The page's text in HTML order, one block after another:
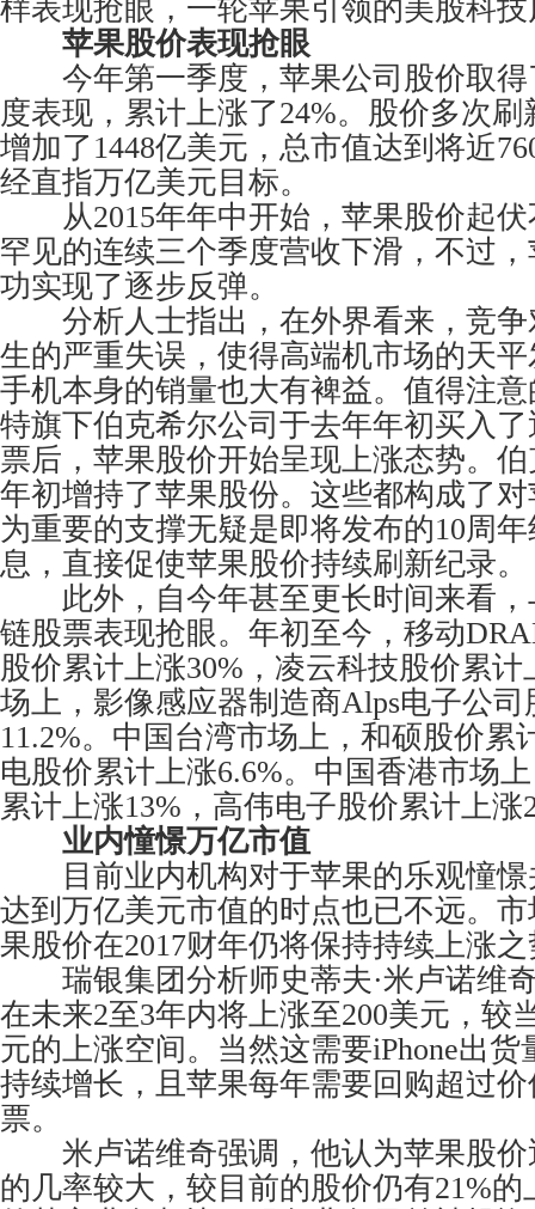
样表现抢眼，一轮苹果引领的美股科
苹果股价表现抢眼
今年第一季度，苹果公司股价取得
度表现，累计上涨了24%。股价多次
增加了1448亿美元，总市值达到将近
经直指万亿美元目标。
从2015年年中开始，苹果股价起伏
罕见的连续三个季度营收下滑，不过
功实现了逐步反弹。
分析人士指出，在外界看来，竞争
生的严重失误，使得高端机市场的天
手机本身的销量也大有裨益。值得注
特旗下伯克希尔公司于去年年初买入
票后，苹果股价开始呈现上涨态势。
年初增持了苹果股份。这些都构成了
为重要的支撑无疑是即将发布的10周年
息，直接促使苹果股价持续刷新纪录。
此外，自今年甚至更长时间来看，
链股票表现抢眼。年初至今，移动
股价累计上涨30%，凌云科技股价累计
场上，影像感应器制造商Alps电子公
11.2%。中国台湾市场上，和硕股价累
电股价累计上涨6.6%。中国香港市场
累计上涨13%，高伟电子股价累计上涨
业内憧憬万亿市值
目前业内机构对于苹果的乐观憧憬
达到万亿美元市值的时点也已不远。
果股价在2017财年仍将保持持续上涨
瑞银集团分析师史蒂夫·米卢诺维
在未来2至3年内将上涨至200美元，较
元的上涨空间。当然这需要iPhone出货
持续增长，且苹果每年需要回购超过
票。
米卢诺维奇强调，他认为苹果股价
的几率较大，较目前的股价仍有21%